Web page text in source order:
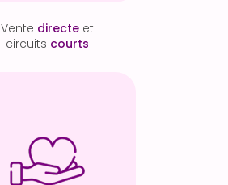
Vente directe et
circuits courts